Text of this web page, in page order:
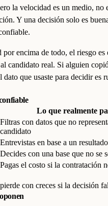
la velocidad es un medio, no
Y una decisión solo es
encima de todo, el riesgo es
candidato real. Si alguien
que usaste para decidir es
Lo que realmente
Filtras con datos que no
candidato
Entrevistas en base a un
Decides con una base que no se
Pagas el costo si la contratación
con creces si la decisión